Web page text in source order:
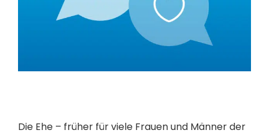
Die Ehe – früher für viele Frauen und Männer der